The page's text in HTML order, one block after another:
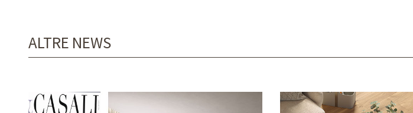
ALTRE NEWS